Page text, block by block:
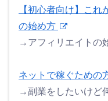
【初心者向け】これ
の始め方
→アフィリエイトの
ネットで稼ぐための
→副業をしたいけど